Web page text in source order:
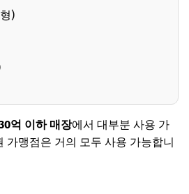
)
억 이하 매장에서 대부분 사용 가
가맹점은 거의 모두 사용 가능합니